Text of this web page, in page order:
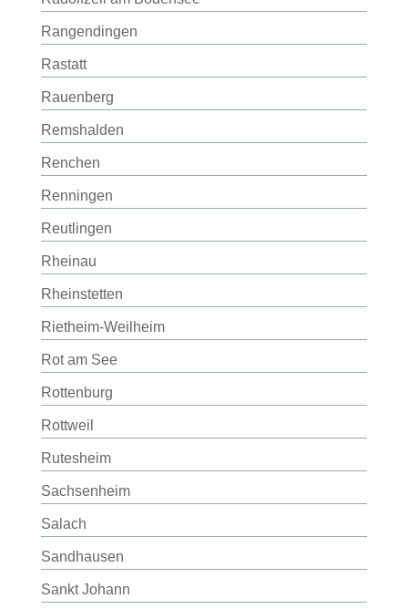
Rangendingen
Rastatt
Rauenberg
Remshalden
Renchen
Renningen
Reutlingen
Rheinau
Rheinstetten
Rietheim-Weilheim
Rot am See
Rottenburg
Rottweil
Rutesheim
Sachsenheim
Salach
Sandhausen
Sankt Johann